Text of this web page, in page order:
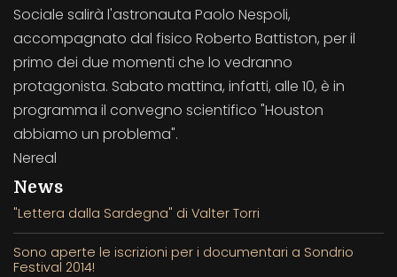
Sociale salirà l'astronauta Paolo Nespoli,
accompagnato dal fisico Roberto Battiston, per il
primo dei due momenti che lo vedranno
protagonista. Sabato mattina, infatti, alle 10, è in
programma il convegno scientifico "Houston
abbiamo un problema".
Nereal
News
"Lettera dalla Sardegna" di Valter Torri
Sono aperte le iscrizioni per i documentari a Sondrio
Festival 2014!